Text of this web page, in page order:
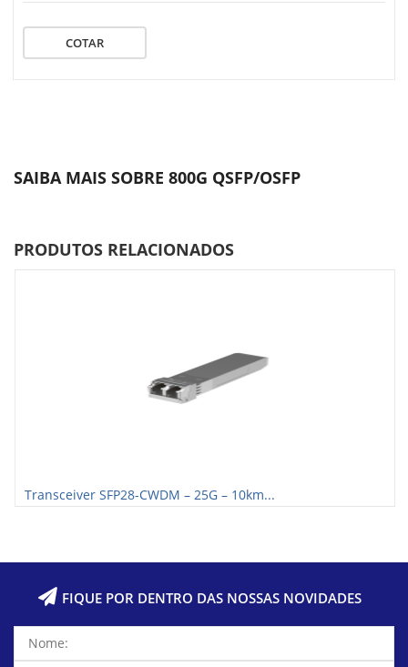
COTAR
SAIBA MAIS SOBRE 800G QSFP/OSFP
PRODUTOS RELACIONADOS
Transceiver SFP28-CWDM – 25G – 10km...
FIQUE POR DENTRO DAS NOSSAS NOVIDADES